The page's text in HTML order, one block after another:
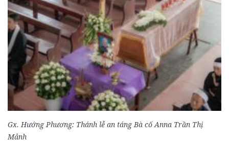
Gx. Hướng Phương: Thánh lễ an táng Bà cố Anna Trần Thị
Mảnh